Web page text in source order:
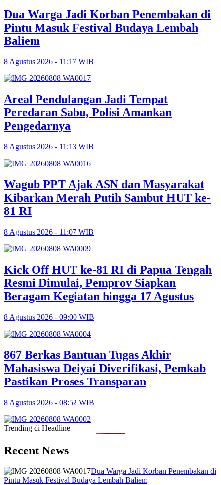
Dua Warga Jadi Korban Penembakan di
Pintu Masuk Festival Budaya Lembah
Baliem
8 Agustus 2026 - 11:17 WIB
Areal Pendulangan Jadi Tempat
Peredaran Sabu, Polisi Amankan
Pengedarnya
8 Agustus 2026 - 11:13 WIB
Wagub PPT Ajak ASN dan Masyarakat
Kibarkan Merah Putih Sambut HUT ke-
81 RI
8 Agustus 2026 - 11:07 WIB
Kick Off HUT ke-81 RI di Papua Tengah
Resmi Dimulai, Pemprov Siapkan
Beragam Kegiatan hingga 17 Agustus
8 Agustus 2026 - 09:00 WIB
867 Berkas Bantuan Tugas Akhir
Mahasiswa Deiyai Diverifikasi, Pemkab
Pastikan Proses Transparan
8 Agustus 2026 - 08:52 WIB
Trending di Headline
Recent News
Dua Warga Jadi Korban Penembakan di
Pintu Masuk Festival Budaya Lembah Baliem